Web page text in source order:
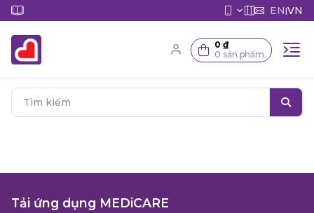
EN|VN
0 ₫
0 sản phẩm
Tải ứng dụng MEDiCARE